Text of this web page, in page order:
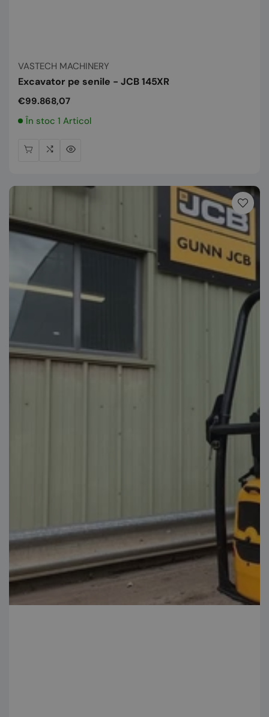
VASTECH MACHINERY
Excavator pe senile - JCB 145XR
Preț
normal
€99.868,07
În stoc 1 Articol